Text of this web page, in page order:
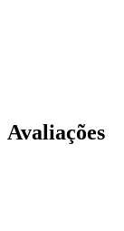
Avaliações